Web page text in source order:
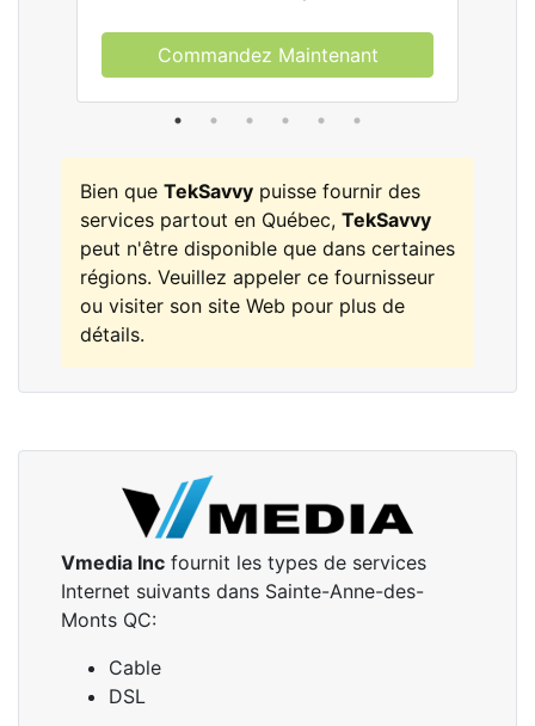
Commandez Maintenant
Bien que TekSavvy puisse fournir des
services partout en Québec, TekSavvy
peut n'être disponible que dans certaines
régions. Veuillez appeler ce fournisseur
ou visiter son site Web pour plus de
détails.
Vmedia Inc fournit les types de services
Internet suivants dans Sainte-Anne-des-
Monts QC:
Cable
DSL